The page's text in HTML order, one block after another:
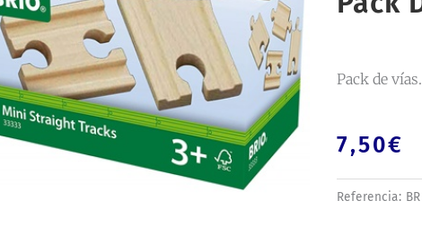
Pack de vías.
7,50€
Referencia: